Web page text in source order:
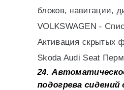
блоков, навигации,
VOLKSWAGEN -
Активация скрытых
Skoda Audi Seat
24.
подогрева сидений